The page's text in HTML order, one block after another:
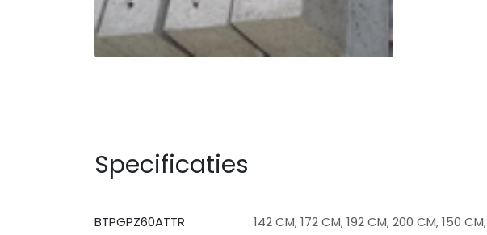
Specificaties
BTPGPZ60ATTR 142 CM,172 CM,192 CM,200 CM,150 CM,